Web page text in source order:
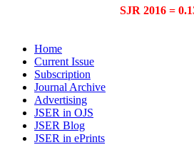
SJR 2016 =
Home
Current Issue
Subscription
Journal Archive
Advertising
JSER in OJS
JSER Blog
JSER in ePrints